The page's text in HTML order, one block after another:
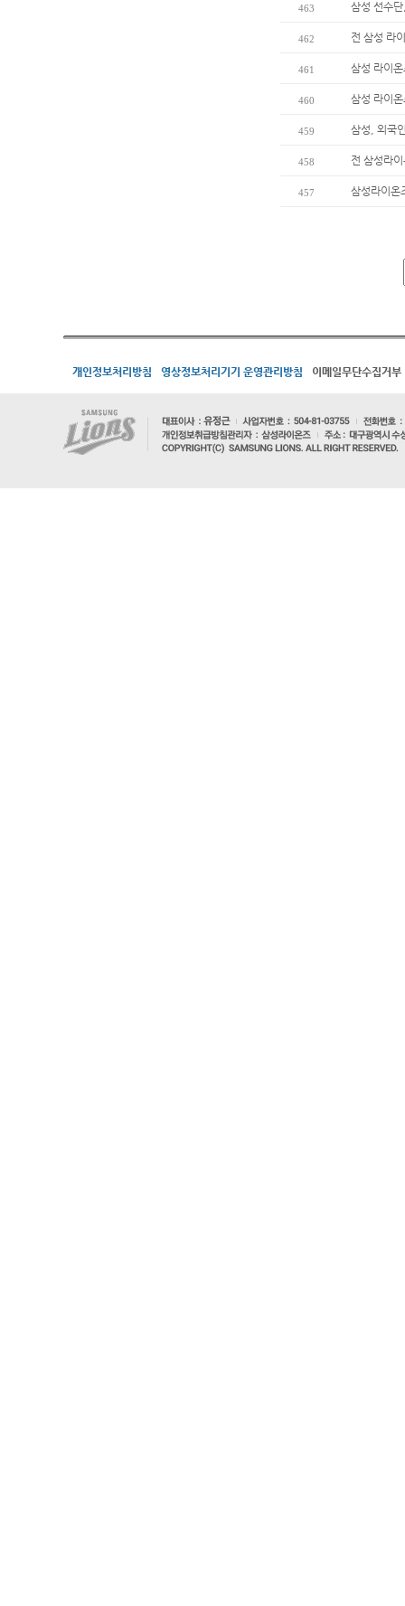
463 삼성 선수
462 전 삼성 라
461 삼성 라이
460 삼성 라이
459 삼성, 외국
458 전 삼성라
457 삼성라이온
개인정보처리방침 영상정보처리기기 운영관리방침 이메일무단수집거부